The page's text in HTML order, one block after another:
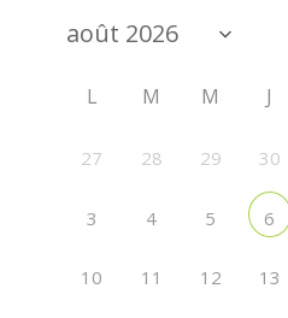
L M M J
27 28 29 30
3 4 5 6
10 11 12 13